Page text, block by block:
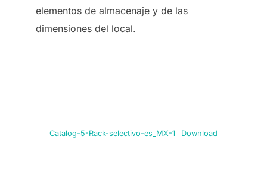
elementos de almacenaje y de las
dimensiones del local.
Catalog-5-Rack-selectivo-es_MX-1 Download